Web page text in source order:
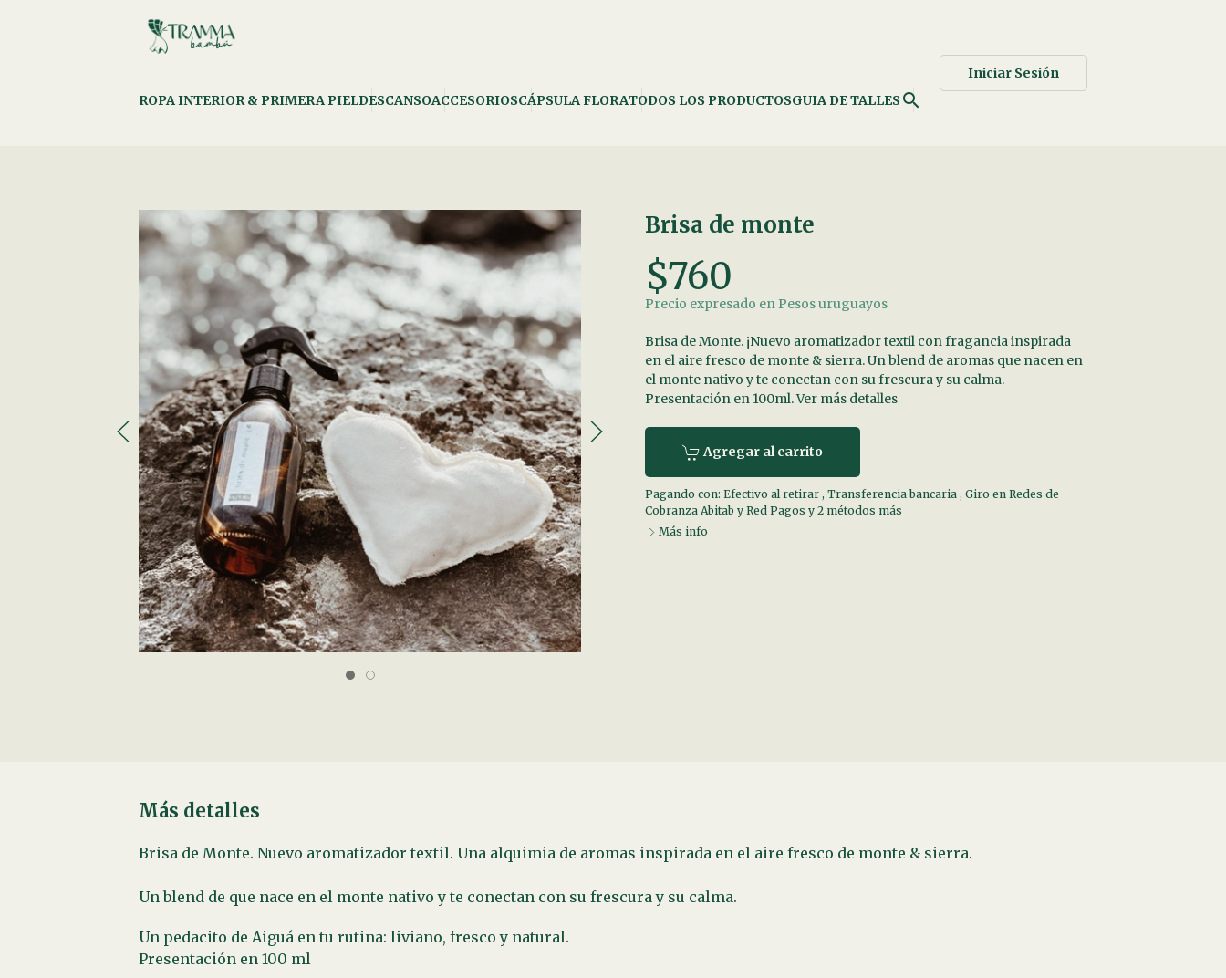
ROPA INTERIOR & PRIMERA PIELDESCANSOACCESORIOSCÁPSULA FLORATODOS LOS PRODUCTOSGUIA DE TALLES search
Iniciar Sesión
Brisa de monte
$760
Precio expresado en Pesos uruguayos
Brisa de Monte. ¡Nuevo aromatizador textil con fragancia inspirada
en el aire fresco de monte & sierra. Un blend de aromas que nacen en
el monte nativo y te conectan con su frescura y su calma.
Presentación en 100ml.Ver más detalles
Agregar al carrito
Pagando con: Efectivo al retirar , Transferencia bancaria , Giro en Redes de
Cobranza Abitab y Red Pagos y 2 métodos más
Más info
Más detalles
Brisa de Monte. Nuevo aromatizador textil. Una alquimia de aromas inspirada en el aire fresco de monte & sierra.
Un blend de que nace en el monte nativo y te conectan con su frescura y su calma.
Un pedacito de Aiguá en tu rutina: liviano, fresco y natural.
Presentación en 100 ml